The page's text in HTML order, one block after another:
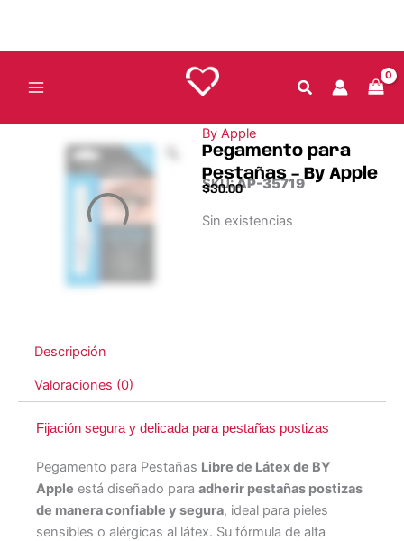
contenido
By Apple
Pegamento para
Pestañas – By Apple
SKU:AP-35719
$30.00
Sin existencias
Descripción
Valoraciones (0)
Fijación segura y delicada para pestañas postizas
Pegamento para Pestañas Libre de Látex de BY
Apple está diseñado para adherir pestañas postizas
de manera confiable y segura, ideal para pieles
sensibles o alérgicas al látex. Su fórmula de alta